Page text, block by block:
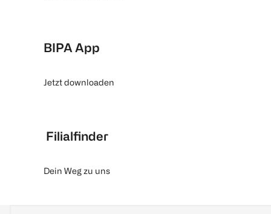
BIPA App
Jetzt downloaden
Filialfinder
Dein Weg zu uns